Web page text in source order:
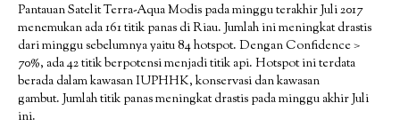
Pantauan Satelit Terra-Aqua Modis pada minggu terakhir Juli 2017
menemukan ada 161 titik panas di Riau. Jumlah ini meningkat drastis
dari minggu sebelumnya yaitu 84 hotspot. Dengan Confidence >
70%, ada 42 titik berpotensi menjadi titik api. Hotspot ini terdata
berada dalam kawasan IUPHHK, konservasi dan kawasan
gambut. Jumlah titik panas meningkat drastis pada minggu akhir Juli
ini.